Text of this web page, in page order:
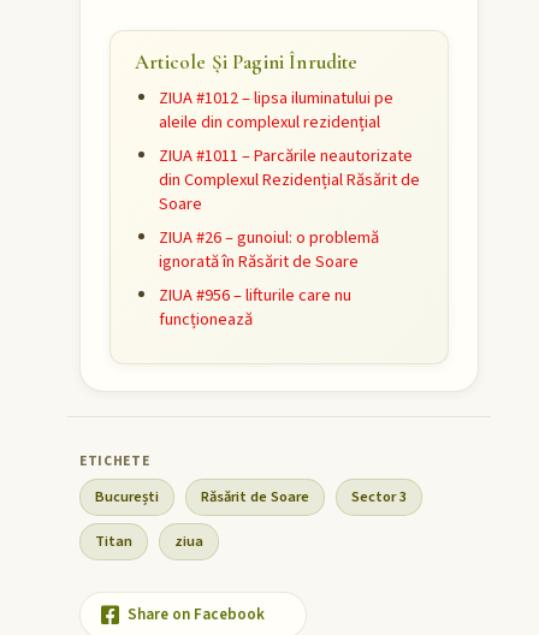
Articole Și Pagini Înrudite
ZIUA #1012 – lipsa iluminatului pe
aleile din complexul rezidențial
ZIUA #1011 – Parcările neautorizate
din Complexul Rezidențial Răsărit de
Soare
ZIUA #26 – gunoiul: o problemă
ignorată în Răsărit de Soare
ZIUA #956 – lifturile care nu
funcționează
București Răsărit de Soare Sector 3
Titan ziua
Share on Facebook